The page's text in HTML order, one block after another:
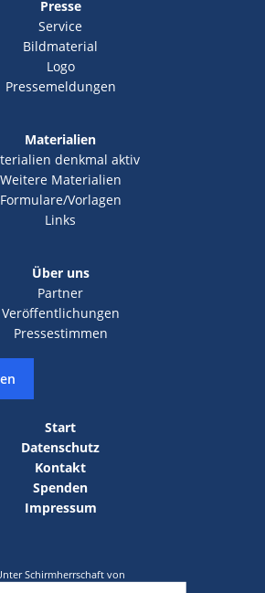
Presse
Service
Bildmaterial
Logo
Pressemeldungen
Materialien
denkmal aktiv
Weitere Materialien
Formulare/Vorlagen
Links
Über uns
Partner
Veröffentlichungen
Pressestimmen
Start
Datenschutz
Kontakt
Spenden
Impressum
Schirmherrschaft von